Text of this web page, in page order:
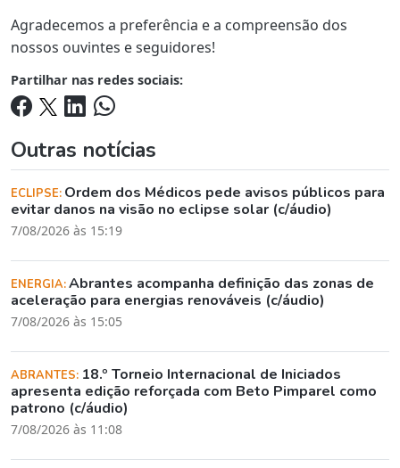
Agradecemos a preferência e a compreensão dos
nossos ouvintes e seguidores!
Partilhar nas redes sociais:
Outras notícias
ECLIPSE: Ordem dos Médicos pede avisos públicos para
evitar danos na visão no eclipse solar (c/áudio)
7/08/2026 às 15:19
ENERGIA:Abrantes acompanha definição das zonas de
aceleração para energias renováveis (c/áudio)
7/08/2026 às 15:05
ABRANTES: 18.º Torneio Internacional de Iniciados
apresenta edição reforçada com Beto Pimparel como
patrono (c/áudio)
7/08/2026 às 11:08